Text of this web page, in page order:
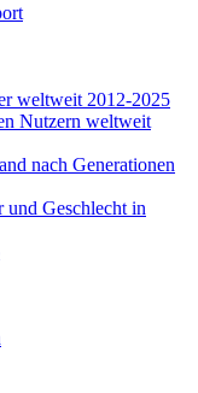
weltweit 2012-2025
Nutzern weltweit
nach Generationen
und Geschlecht in